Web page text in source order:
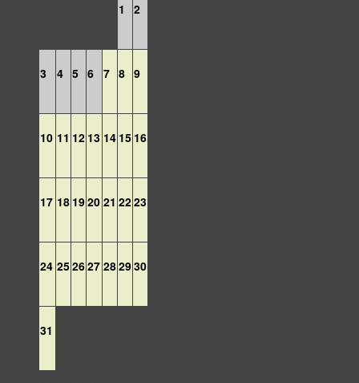
1 2
3 4 5 6 7 8 9
10 11 12 13 14 15 16
17 18 1920 21 2223
24 252627 282930
31